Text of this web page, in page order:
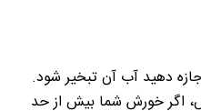
دهید آب آن تبخیر شود.
اگر خورش شما بیش از حد